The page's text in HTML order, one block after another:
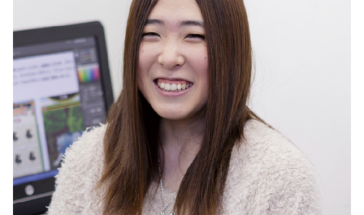
CGデザイナー専
攻
インディーゲー
ム・ギルド専攻
e-Sportsカレッジ
CGマスター
コース
夜間週末